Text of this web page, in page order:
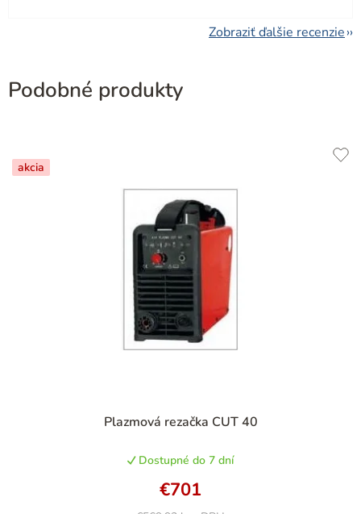
Zobraziť ďalšie recenzie
Podobné produkty
akcia
Plazmová rezačka CUT 40
hodnotenie
je
5,0
z
Dostupné do 7 dní
€701